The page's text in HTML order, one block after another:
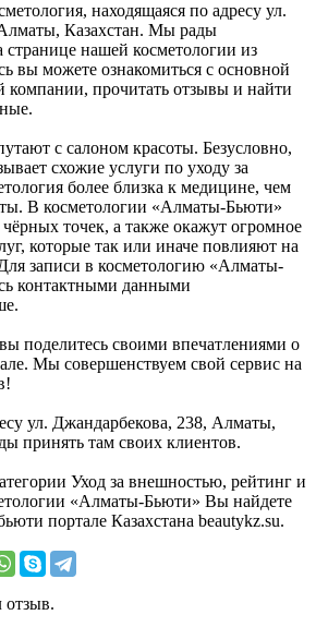
находящаяся по адресу ул.
Казахстан. Мы рады
странице нашей косметологии из
вы можете ознакомиться с основной
прочитать отзывы и найти
с салоном красоты. Безусловно,
схожие услуги по уходу за
более близка к медицине, чем
В косметологии «Алматы-Бьюти»
точек, а также окажут огромное
которые так или иначе повлияют на
записи в косметологию «Алматы-
контактными данными
поделитесь своими впечатлениями о
Мы совершенствуем свой сервис на
ул. Джандарбекова, 238, Алматы,
принять там своих клиентов.
Уход за внешностью, рейтинг и
«Алматы-Бьюти» Вы найдете
портале Казахстана beautykz.su.
отзыв.